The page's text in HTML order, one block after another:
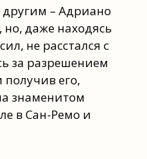
другим – Адриано
даже находясь
не расстался с
за разрешением
его,
знаменитом
в Сан-Ремо и